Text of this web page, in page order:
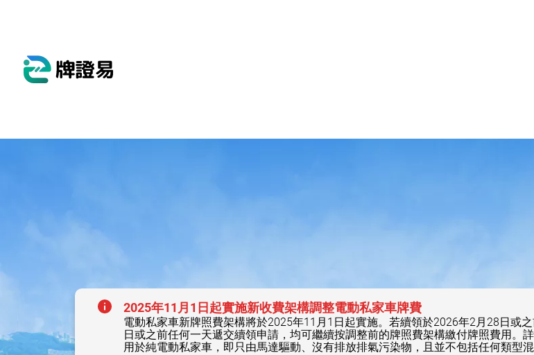
2025年11月1日起實施新收費架構調整電動私家車牌費
電動私家車新牌照費架構將於2025年11月1日起實施。若續領於2026年2月28日或
日或之前任何一天遞交續領申請，均可繼續按調整前的牌照費架構繳付牌照費用。
用於純電動私家車，即只由馬達驅動、沒有排放排氣污染物，且並不包括任何類型混